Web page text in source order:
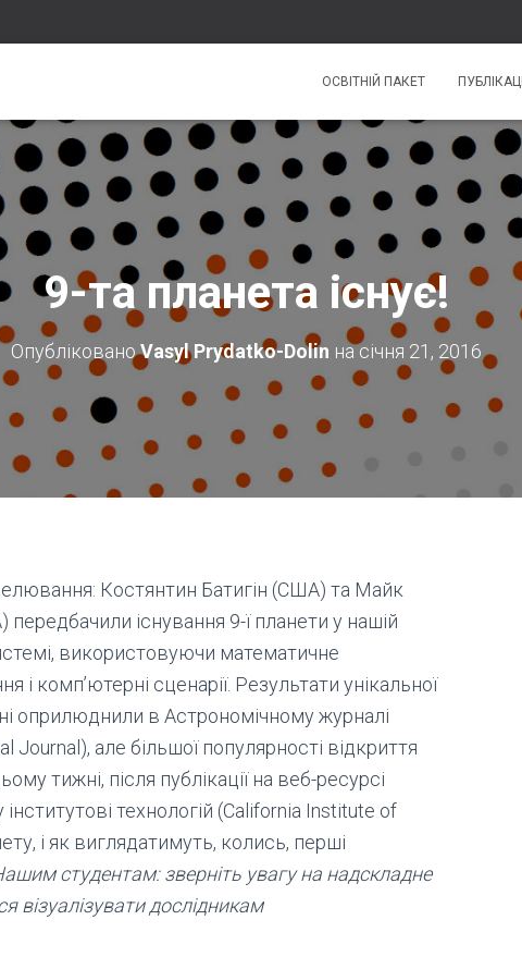
ОСВІТНІЙ ПАКЕТ ПУБЛІКАЦІЇ
9-та планета існує!
ОпублікованоVasyl Prydatko-Dolin насічня 21, 2016
Костянтин Батигін (США) та Майк
існування 9-ї планети у нашій
використовуючи математичне
і комп’ютерні сценарії. Результати унікальної
оприлюднили в Астрономічному журналі
Journal), але більшої популярності відкриття
тижні, після публікації на веб-ресурсі
технологій (California Institute of
і як виглядатимуть, колись, перші
студентам: зверніть увагу на надскладне
візуалізувати дослідникам